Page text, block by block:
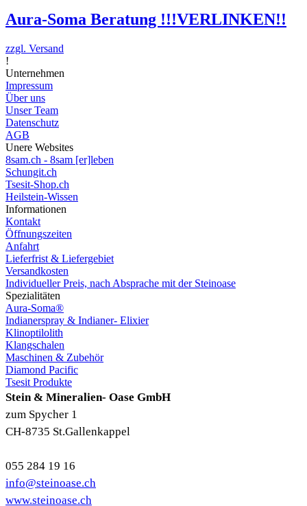
Aura-Soma Beratung !!!VERLINKEN!!
zzgl. Versand
!
Unternehmen
Impressum
Über uns
Unser Team
Datenschutz
AGB
Unere Websites
8sam.ch - 8sam [er]leben
Schungit.ch
Tsesit-Shop.ch
Heilstein-Wissen
Informationen
Kontakt
Öffnungszeiten
Anfahrt
Lieferfrist & Liefergebiet
Versandkosten
Individueller Preis, nach Absprache mit der Steinoase
Spezialitäten
Aura-Soma®
Indianerspray & Indianer- Elixier
Klinoptilolith
Klangschalen
Maschinen & Zubehör
Diamond Pacific
Tsesit Produkte
Stein & Mineralien- Oase GmbH
zum Spycher 1
CH-8735 St.Gallenkappel
055 284 19 16
info@steinoase.ch
www.steinoase.ch